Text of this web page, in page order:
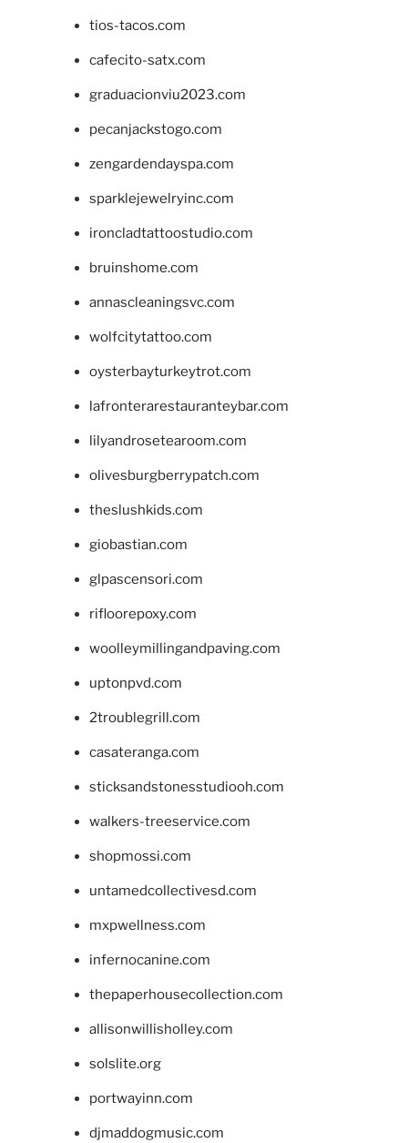
tios-tacos.com
cafecito-satx.com
graduacionviu2023.com
pecanjackstogo.com
zengardendayspa.com
sparklejewelryinc.com
ironcladtattoostudio.com
bruinshome.com
annascleaningsvc.com
wolfcitytattoo.com
oysterbayturkeytrot.com
lafronterarestauranteybar.com
lilyandrosetearoom.com
olivesburgberrypatch.com
theslushkids.com
giobastian.com
glpascensori.com
rifloorepoxy.com
woolleymillingandpaving.com
uptonpvd.com
2troublegrill.com
casateranga.com
sticksandstonesstudiooh.com
walkers-treeservice.com
shopmossi.com
untamedcollectivesd.com
mxpwellness.com
infernocanine.com
thepaperhousecollection.com
allisonwillisholley.com
solslite.org
portwayinn.com
djmaddogmusic.com